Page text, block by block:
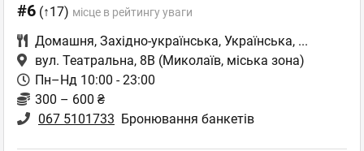
#6 (↑17) місце в рейтингу уваги
Домашня, Західно-українська, Українська, ...
вул. Театральна, 8В (Миколаїв, міська зона)
Пн–Нд 10:00 - 23:00
300 – 600 ₴
067 5101733 Бронювання банкетів